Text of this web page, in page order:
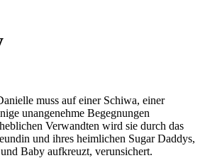
muss auf einer Schiwa, einer
unangenehme Begegnungen
Verwandten wird sie durch das
und ihres heimlichen Sugar Daddys,
Baby aufkreuzt, verunsichert.